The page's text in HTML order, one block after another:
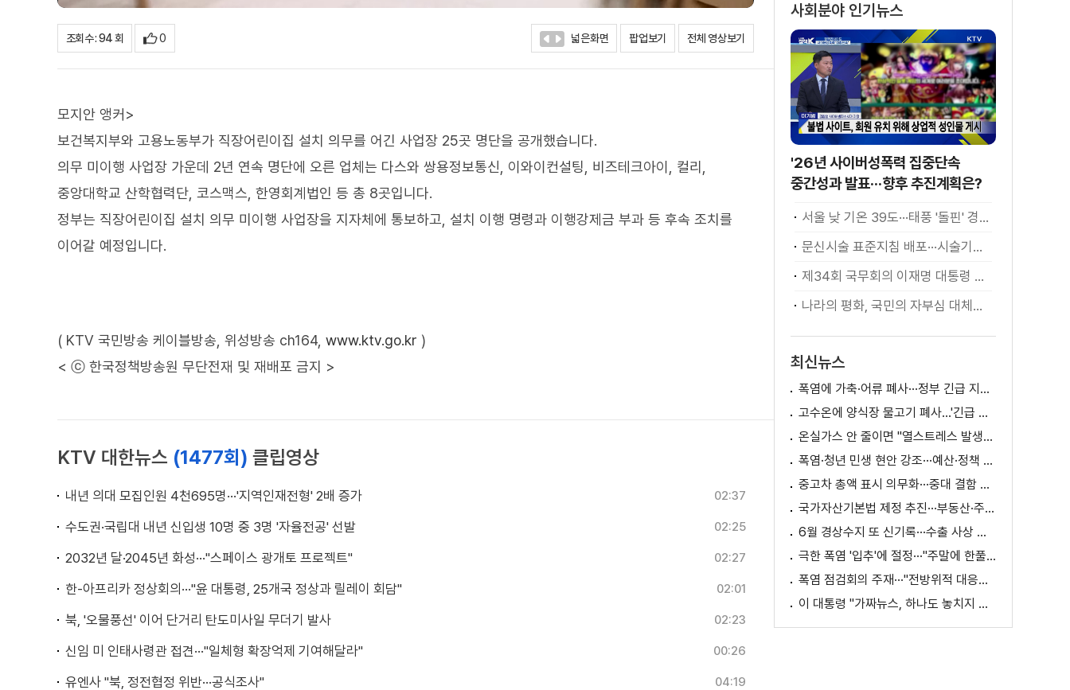
조회수 : 94 회 0 넓은화면 팝업보기 전체 영상보기
모지안 앵커>
보건복지부와 고용노동부가 직장어린이집 설치 의무를 어긴 사업장 25곳 명단을 공개했습니다.
의무 미이행 사업장 가운데 2년 연속 명단에 오른 업체는 다스와 쌍용정보통신, 이와이컨설팅, 비즈테크아이, 컬리,
중앙대학교 산학협력단, 코스맥스, 한영회계법인 등 총 8곳입니다.
정부는 직장어린이집 설치 의무 미이행 사업장을 지자체에 통보하고, 설치 이행 명령과 이행강제금 부과 등 후속 조치를
이어갈 예정입니다.
( KTV 국민방송 케이블방송, 위성방송 ch164, www.ktv.go.kr )
< ⓒ 한국정책방송원 무단전재 및 재배포 금지 >
KTV 대한뉴스 (1477회) 클립영상
내년 의대 모집인원 4천695명···'지역인재전형' 2배 증가 02:37
수도권·국립대 내년 신입생 10명 중 3명 '자율전공' 선발 02:25
2032년 달·2045년 화성···"스페이스 광개토 프로젝트" 02:27
한-아프리카 정상회의···"윤 대통령, 25개국 정상과 릴레이 회담" 02:01
북, '오물풍선' 이어 단거리 탄도미사일 무더기 발사 02:23
신임 미 인태사령관 접견···"일체형 확장억제 기여해달라" 00:26
유엔사 "북, 정전협정 위반···공식조사" 04:19
사회분야 인기뉴스
'26년 사이버성폭력 집중단속
중간성과 발표···향후 추진계획은?
서울 낮 기온 39도···태풍 '돌핀' 경로 변수
문신시술 표준지침 배포···시술기구, 일회용 사용 후 폐기
제34회 국무회의 이재명 대통령 모두발언
나라의 평화, 국민의 자부심 대체불가 대한민국 이재명 대통령 모두말씀
최신뉴스
폭염에 가축·어류 폐사···정부 긴급 지원책 마련
고수온에 양식장 물고기 폐사...'긴급 방류' 지원
온실가스 안 줄이면 "열스트레스 발생일 29배 증가"
폭염·청년 민생 현안 강조···예산·정책 방향 제시
중고차 총액 표시 의무화···중대 결함 시 '계약 해제'
국가자산기본법 제정 추진···부동산·주식 등 통합 관리
6월 경상수지 또 신기록···수출 사상 첫 1천억 달러
극한 폭염 '입추'에 절정···"주말에 한풀 꺾인다"
폭염 점검회의 주재···"전방위적 대응체계 가동"
이 대통령 "가짜뉴스, 하나도 놓치지 말고 바로잡아야"